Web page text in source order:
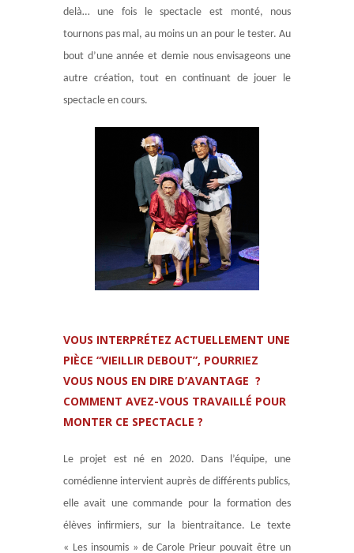
delà… une fois le spectacle est monté, nous
tournons pas mal, au moins un an pour le tester. Au
bout d’une année et demie nous envisageons une
autre création, tout en continuant de jouer le
spectacle en cours.
VOUS INTERPRÉTEZ ACTUELLEMENT UNE
PIÈCE “VIEILLIR DEBOUT”, POURRIEZ
VOUS NOUS EN DIRE D’AVANTAGE ?
COMMENT AVEZ-VOUS TRAVAILLÉ POUR
MONTER CE SPECTACLE ?
Le projet est né en 2020. Dans l’équipe, une
comédienne intervient auprès de différents publics,
elle avait une commande pour la formation des
élèves infirmiers, sur la bientraitance. Le texte
« Les insoumis » de Carole Prieur pouvait être un